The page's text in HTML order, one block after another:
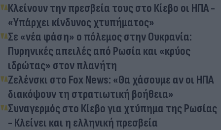
Κλείνουν την πρεσβεία τους στο Κίεβο οι ΗΠΑ -
«Υπάρχει κίνδυνος χτυπήματος»
Σε «νέα φάση» ο πόλεμος στην Ουκρανία:
Πυρηνικές απειλές από Ρωσία και «κρύος
ιδρώτας» στον πλανήτη
Ζελένσκι στο Fox News: «Θα χάσουμε αν οι ΗΠΑ
διακόψουν τη στρατιωτική βοήθεια»
Συναγερμός στο Κίεβο για χτύπημα της Ρωσίας
- Κλείνει και η ελληνική πρεσβεία